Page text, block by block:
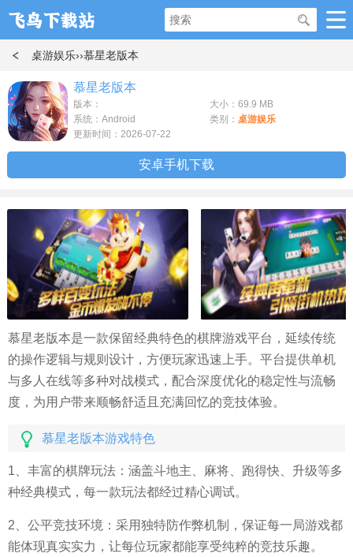
桌游娱乐››慕星老版本
慕星老版本
版本：
大小：69.9 MB
系统：Android
类别： 桌游娱乐
更新时间：2026-07-22
安卓手机下载
慕星老版本是一款保留经典特色的棋牌游戏平台，延续传统
的操作逻辑与规则设计，方便玩家迅速上手。平台提供单机
与多人在线等多种对战模式，配合深度优化的稳定性与流畅
度，为用户带来顺畅舒适且充满回忆的竞技体验。
慕星老版本游戏特色
1、丰富的棋牌玩法：涵盖斗地主、麻将、跑得快、升级等多
种经典模式，每一款玩法都经过精心调试。
2、公平竞技环境：采用独特防作弊机制，保证每一局游戏都
能体现真实实力，让每位玩家都能享受纯粹的竞技乐趣。